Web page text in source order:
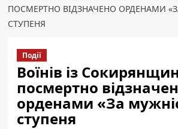
ПОСМЕРТНО ВІДЗНАЧЕНО ОРДЕНАМИ
СТУПЕНЯ
Події
Воїнів із
посмертно
орденами «За
ступеня